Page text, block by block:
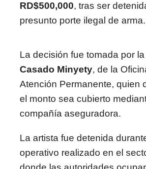
RD$500,000, tras ser
presunto porte ilegal de arma.
La decisión fue tomada por
Casado Minyety, de la
Atención Permanente, quien
el monto sea cubierto
compañía aseguradora.
La artista fue detenida
operativo realizado en el